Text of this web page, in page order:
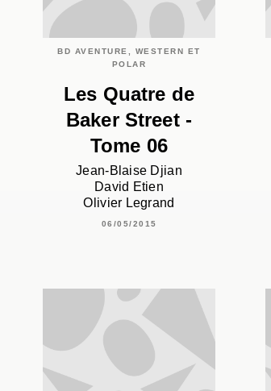
BD AVENTURE, WESTERN ET
POLAR
Les Quatre de
Baker Street -
Tome 06
Jean-Blaise Djian
David Etien
Olivier Legrand
06/05/2015